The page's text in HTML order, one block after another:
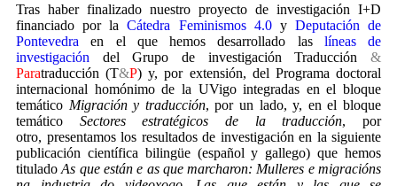
Tras haber finalizado nuestro proyecto de investigación I+D
financiado por laCátedra Feminismos 4.0y Deputación de
Pontevedra en el que hemos desarrollado las líneas de
investigación del Grupo de investigación Traducción &
Paratraducción (T&P) y, por extensión, del Programa doctoral
internacional homónimo de la UVigo integradas en el bloque
temático Migración y traducción, por un lado, y, en el bloque
temático Sectores estratégicos de la traducción, por
otro, presentamos los resultados de investigación en la siguiente
publicación científica bilingüe (español y gallego) que hemos
tituladoAs que están e as que marcharon: Mulleres e migracións